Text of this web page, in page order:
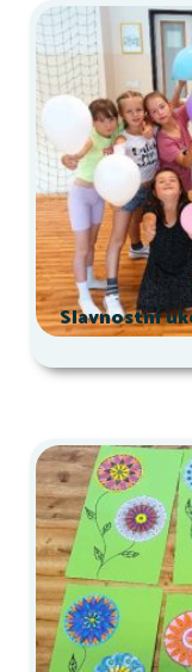
Slavnostní